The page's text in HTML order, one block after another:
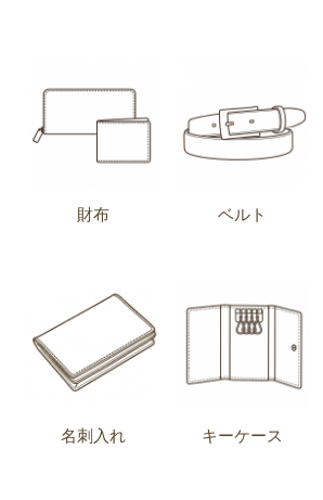
財布 ベルト
名刺入れ キーケース